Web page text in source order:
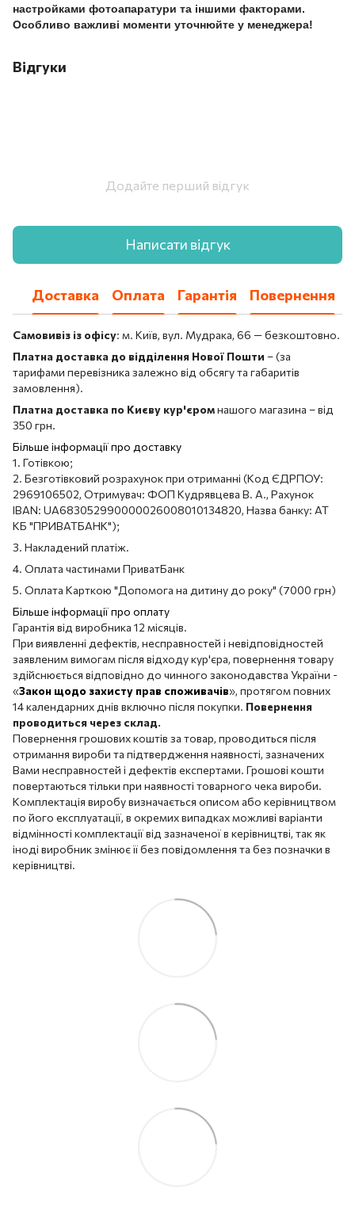
настройками фотоапаратури та іншими факторами.
Особливо важливі моменти уточнюйте у менеджера!
Відгуки
Додайте перший відгук
Написати відгук
Доставка Оплата Гарантія Повернення
Самовивіз із офісу: м. Київ, вул. Мудрака, 66 — безкоштовно.
Платна доставка до відділення Нової Пошти – (за
тарифами перевізника залежно від обсягу та габаритів
замовлення).
Платна доставка по Києву кур'єромнашого магазина – від
350 грн.
Більше інформації про доставку
1. Готівкою;
2. Безготівковий розрахунок при отриманні (Код ЄДРПОУ:
2969106502, Отримувач: ФОП Кудрявцева В. А., Рахунок
IBAN: UA683052990000026008010134820, Назва банку: АТ
КБ "ПРИВАТБАНК");
3. Накладений платіж.
4. Оплата частинами ПриватБанк
5. Оплата Карткою "Допомога на дитину до року" (7000 грн)
Більше інформації про оплату
Гарантія від виробника 12 місяців.
При виявленні дефектів, несправностей і невідповідностей
заявленим вимогам після відходу кур'єра, повернення товару
здійснюється відповідно до чинного законодавства України -
«Закон щодо захисту прав споживачів», протягом повних
14 календарних днів включно після покупки. Повернення
проводиться через склад.
Повернення грошових коштів за товар, проводиться після
отримання вироби та підтвердження наявності, зазначених
Вами несправностей і дефектів експертами. Грошові кошти
повертаються тільки при наявності товарного чека вироби.
Комплектація виробу визначається описом або керівництвом
по його експлуатації, в окремих випадках можливі варіанти
відмінності комплектації від зазначеної в керівництві, так як
іноді виробник змінює її без повідомлення та без позначки в
керівництві.